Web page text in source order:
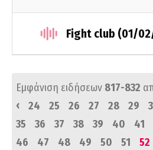
Fight club (01/
Εμφάνιση ειδήσεων 817-832
‹
24 25 26 27 28 29
35
36 37 38 39 40 41
46
47 48 49 50 51 52